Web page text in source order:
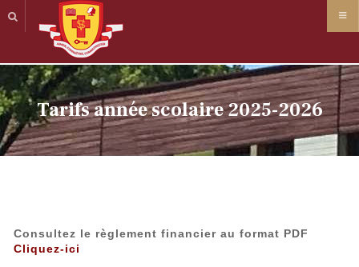
Tarifs année scolaire 2025-2026
Consultez le règlement financier au format PDF
Cliquez-ici
Panneau de gestion des cookies